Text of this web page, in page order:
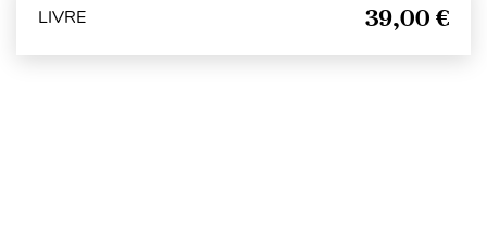
LIVRE 39,00 €